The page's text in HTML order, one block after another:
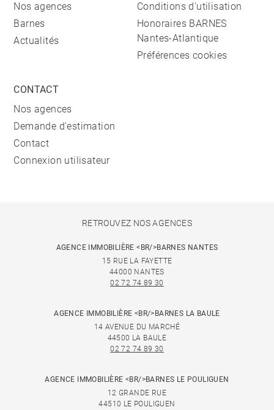
Nos agences
Barnes
Actualités
Conditions d'utilisation
Honoraires BARNES
Nantes-Atlantique
Préférences cookies
CONTACT
Nos agences
Demande d'estimation
Contact
Connexion utilisateur
RETROUVEZ NOS AGENCES
AGENCE IMMOBILIÈRE <BR/>BARNES NANTES
15 RUE LA FAYETTE
44000 NANTES
02 72 74 89 30
AGENCE IMMOBILIÈRE <BR/>BARNES LA BAULE
14 AVENUE DU MARCHÉ
44500 LA BAULE
02 72 74 89 30
AGENCE IMMOBILIÈRE <BR/>BARNES LE POULIGUEN
12 GRANDE RUE
44510 LE POULIGUEN